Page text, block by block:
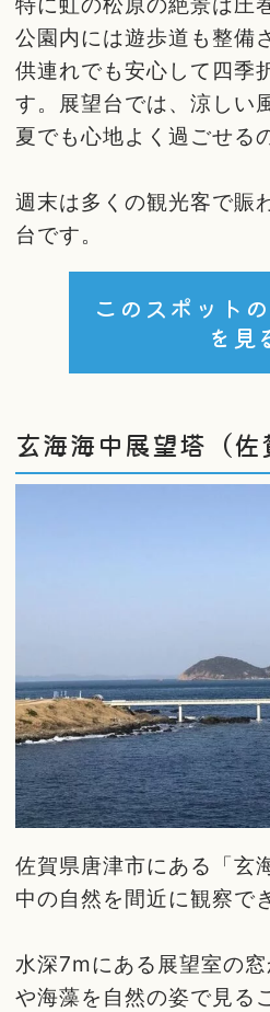
公園内には遊歩道も整備
供連れでも安心して四季
す。展望台では、涼しい
夏でも心地よく過ごせる
週末は多くの観光客で賑
台です。
このスポット
を見
玄海海中展望塔（佐
佐賀県唐津市にある「玄
中の自然を間近に観察で
水深7mにある展望室の
や海藻を自然の姿で見る